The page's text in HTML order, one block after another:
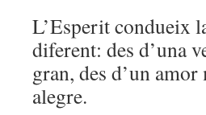
L’Esperit condueix
diferent: des d’una
gran, des d’un
alegre.